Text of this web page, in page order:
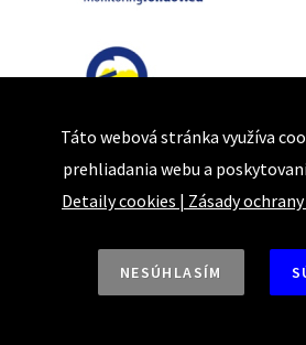
Táto webová stránka využíva
prehliadania webu a
Detaily cookies | Zásady
NESÚHLASÍM